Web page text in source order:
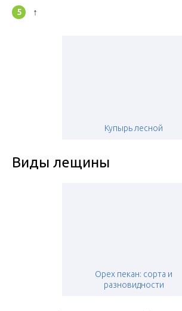
↑
Купырь лесной
Виды лещины
Орех пекан: сорта и
разновидности